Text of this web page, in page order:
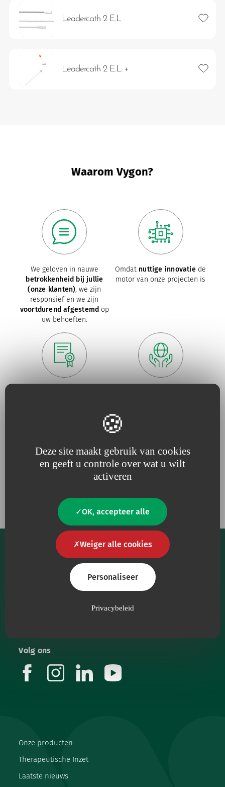
Deze site maakt gebruik van cookies
en geeft u controle over wat u wilt
activeren
OK, accepteer alle
Weiger alle cookies
Personaliseer
Privacybeleid
Leadercath 2 E.L
Leadercath 2 E.L. +
Waarom Vygon?
We geloven in nauwe
betrokkenheid bij jullie
(onze klanten), we zijn
responsief en we zijn
voortdurend afgestemd op
uw behoeften.
Omdat nuttige innovatiede
motor van onze projecten is
Onze engagementen
Onze kernmissie is om zorgverleners te voorzien
Onze producten
Therapeutische Inzet
Laatste nieuws
Volg ons
facebookinstagramlinkedin